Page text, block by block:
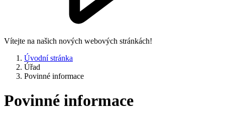
Vítejte na našich nových webových stránkách!
Úvodní stránka
Úřad
Povinné informace
Povinné informace